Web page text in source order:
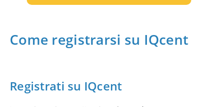
Come registrarsi su IQcent
Registrati su IQcent